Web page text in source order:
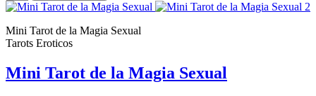
Mini Tarot de la Magia Sexual
Tarots Eroticos
Mini Tarot de la Magia Sexual